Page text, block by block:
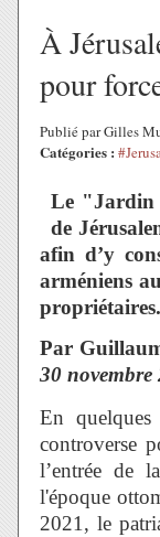
À
pour
Publié par Gilles
Catégories :
Le "Jardin
de
afin d’y
arméniens
propriétaires.
Par
30
En
controverse
l’entrée de
l'époque
2021, le